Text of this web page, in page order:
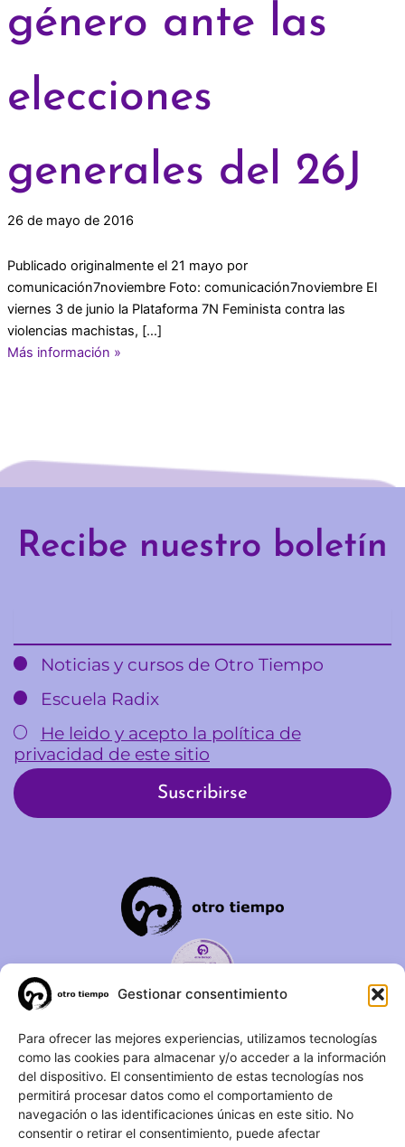
Gestionar consentimiento
Para ofrecer las mejores experiencias, utilizamos tecnologías
como las cookies para almacenar y/o acceder a la información
del dispositivo. El consentimiento de estas tecnologías nos
permitirá procesar datos como el comportamiento de
navegación o las identificaciones únicas en este sitio. No
consentir o retirar el consentimiento, puede afectar
género ante las
elecciones
generales del 26J
26 de mayo de 2016
Publicado originalmente el 21 mayo por
comunicación7noviembre Foto: comunicación7noviembre El
viernes 3 de junio la Plataforma 7N Feminista contra las
violencias machistas, […]
Más información »
Recibe nuestro boletín
Noticias y cursos de Otro Tiempo
Escuela Radix
He leido y acepto la política de
privacidad de este sitio
C/ Duque de Fernán Núñez,
2 – 1ºA 28012 – Madrid
(+34) 623 183 283
info@otrotiempo.org